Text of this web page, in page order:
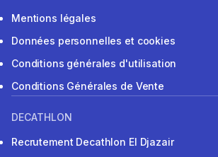
Mentions légales
Données personnelles et cookies
Conditions générales d'utilisation
Conditions Générales de Vente
DECATHLON
Recrutement Decathlon El Djazair